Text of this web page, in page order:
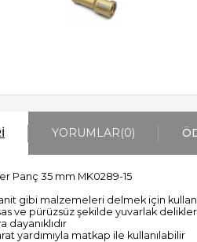
YORUMLAR(0)
Panç 35 mm MK0289-15
gibi malzemeleri delmek için
ve pürüzsüz şekilde yuvarlak
dayanıklıdır
yardımıyla matkap ile kullanılabilir